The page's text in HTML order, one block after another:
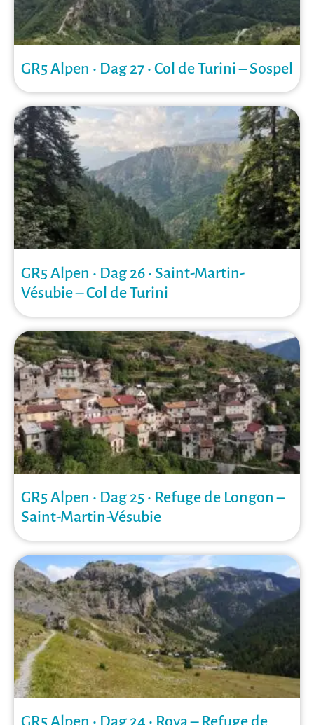
GR5 Alpen • Dag 27 • Col de Turini – Sospel
GR5 Alpen • Dag 26 • Saint-Martin-
Vésubie – Col de Turini
GR5 Alpen • Dag 25 • Refuge de Longon –
Saint-Martin-Vésubie
GR5 Alpen • Dag 24 • Roya – Refuge de